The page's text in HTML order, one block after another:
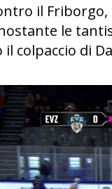
il
le
colpaccio di